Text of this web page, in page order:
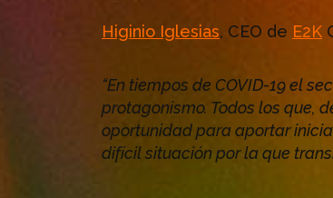
Higinio Iglesias, CEO de E2K
“En tiempos de COVID-19 el
protagonismo. Todos los que,
oportunidad para aportar
difícil situación por la que